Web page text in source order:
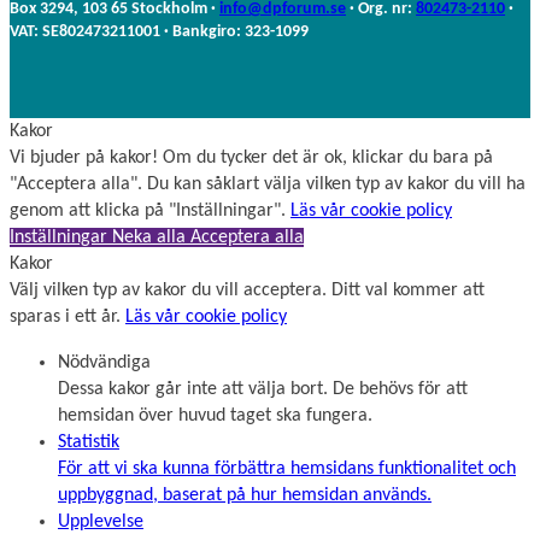
n
Box 3294, 103 65 Stockholm · info@dpforum.se · Org. nr: 802473-2110 ·
VAT: SE802473211001 · Bankgiro: 323-1099
Kakor
Vi bjuder på kakor! Om du tycker det är ok, klickar du bara på
"Acceptera alla". Du kan såklart välja vilken typ av kakor du vill ha
genom att klicka på "Inställningar". Läs vår cookie policy
Inställningar Neka alla Acceptera alla
Kakor
Välj vilken typ av kakor du vill acceptera. Ditt val kommer att
sparas i ett år. Läs vår cookie policy
Nödvändiga
Dessa kakor går inte att välja bort. De behövs för att
hemsidan över huvud taget ska fungera.
Statistik
För att vi ska kunna förbättra hemsidans funktionalitet och
uppbyggnad, baserat på hur hemsidan används.
Upplevelse